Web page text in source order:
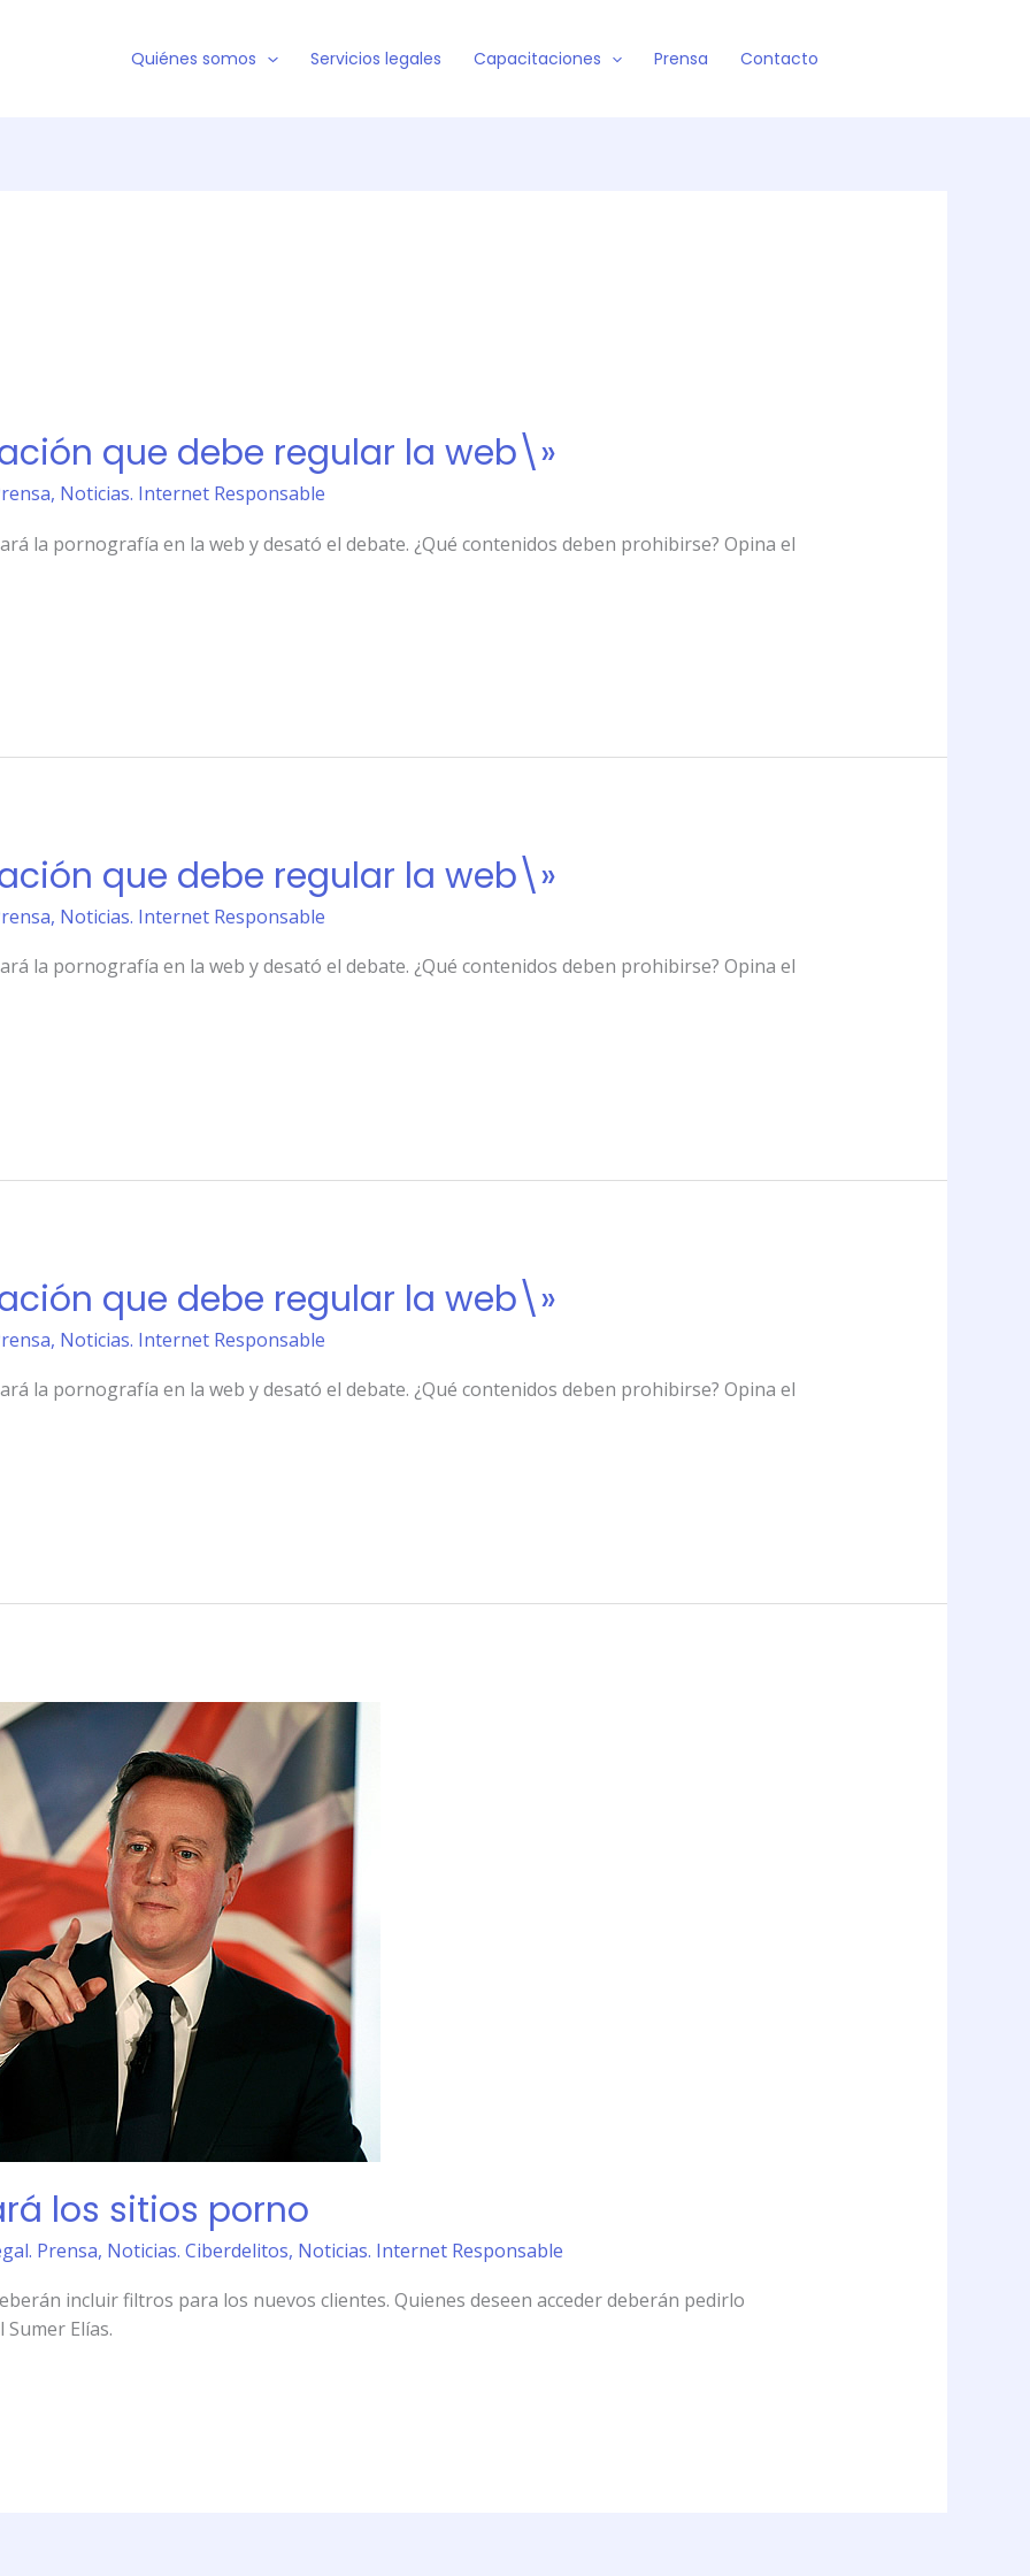
Quiénes somos Servicios legales Capacitaciones Prensa Contacto
que debe regular la web\»
, Noticias. Internet Responsable
la pornografía en la web y desató el debate. ¿Qué contenidos deben prohibirse? Opina el
que debe regular la web\»
, Noticias. Internet Responsable
la pornografía en la web y desató el debate. ¿Qué contenidos deben prohibirse? Opina el
que debe regular la web\»
, Noticias. Internet Responsable
la pornografía en la web y desató el debate. ¿Qué contenidos deben prohibirse? Opina el
los sitios porno
Prensa, Noticias. Ciberdelitos, Noticias. Internet Responsable
incluir filtros para los nuevos clientes. Quienes deseen acceder deberán pedirlo
Elías.